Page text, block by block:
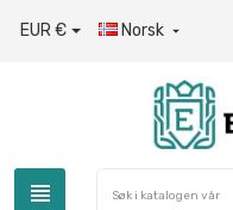
EUR € Norsk 
view_headline